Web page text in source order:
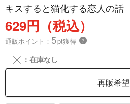
キスすると猫化する恋人の話
629円（税込）
通販ポイント： 5pt獲得 ？
╳ ：在庫なし
再販希望